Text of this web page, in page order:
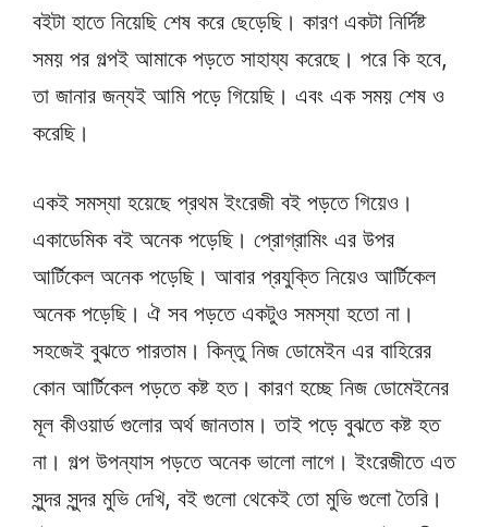
বইটা হাতে নিয়েছি শেষ করে ছেড়েছি। কারণ একটা নির্দিষ্ট
সময় পর গল্পই আমাকে পড়তে সাহায্য করেছে। পরে কি হবে,
তা জানার জন্যই আমি পড়ে গিয়েছি। এবং এক সময় শেষ ও
করেছি।
একই সমস্যা হয়েছে প্রথম ইংরেজী বই পড়তে গিয়েও।
একাডেমিক বই অনেক পড়েছি। প্রোগ্রামিং এর উপর
আর্টিকেল অনেক পড়েছি। আবার প্রযুক্তি নিয়েও আর্টিকেল
অনেক পড়েছি। ঐ সব পড়তে একটুও সমস্যা হতো না।
সহজেই বুঝতে পারতাম। কিন্তু নিজ ডোমেইন এর বাহিরের
কোন আর্টিকেল পড়তে কষ্ট হত। কারণ হচ্ছে নিজ ডোমেইনের
মূল কীওয়ার্ড গুলোর অর্থ জানতাম। তাই পড়ে বুঝতে কষ্ট হত
না। গল্প উপন্যাস পড়তে অনেক ভালো লাগে। ইংরেজীতে এত
সুন্দর সুন্দর মুভি দেখি, বই গুলো থেকেই তো মুভি গুলো তৈরি।